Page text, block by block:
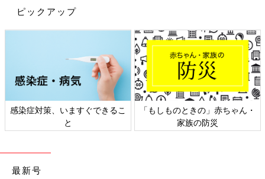
ピックアップ
感染症対策、いますぐできるこ
と
「もしものときの」赤ちゃん・
家族の防災
最新号